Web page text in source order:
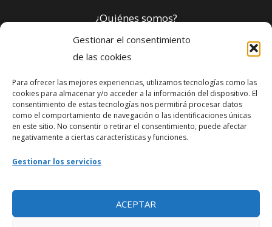
Gestionar el consentimiento
de las cookies
Para ofrecer las mejores experiencias, utilizamos tecnologías como las
cookies para almacenar y/o acceder a la información del dispositivo. El
consentimiento de estas tecnologías nos permitirá procesar datos
como el comportamiento de navegación o las identificaciones únicas
en este sitio. No consentir o retirar el consentimiento, puede afectar
negativamente a ciertas características y funciones.
Gestionar los servicios
ACEPTAR
¿Quiénes somos?
Política de privacidad
Webmaster
soporte@fotosdlahabana.com
Nuestro e-mail:
Ir al grupo de Facebook